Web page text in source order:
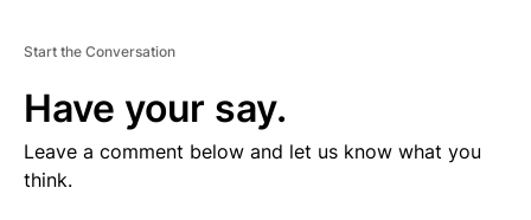
Start the Conversation
Have your say.
Leave a comment below and let us know what you
think.